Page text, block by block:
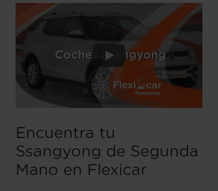
Encuentra tu
Ssangyong de Segunda
Mano en Flexicar